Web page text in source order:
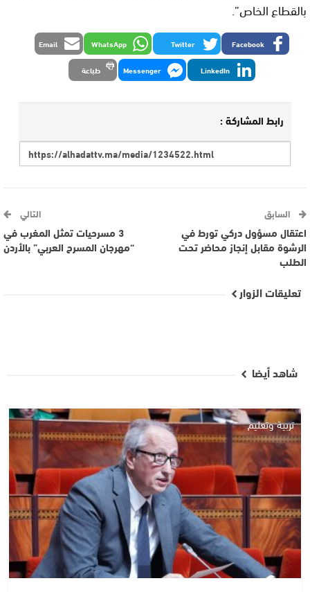
بالقطاع الخاص”.
Facebook
Twitter
WhatsApp
Email
LinkedIn
Messenger طباعة
رابط المشاركة :
السابق
اعتقال مسؤول دركي تورط في
الرشوة مقابل إنجاز محاضر تحت
الطلب
التالي
3 مسرحيات تمثل المغرب في
“مهرجان المسرح العربي” بالأردن
تعليقات الزوار
شاهد أيضا
تربية وتعليم